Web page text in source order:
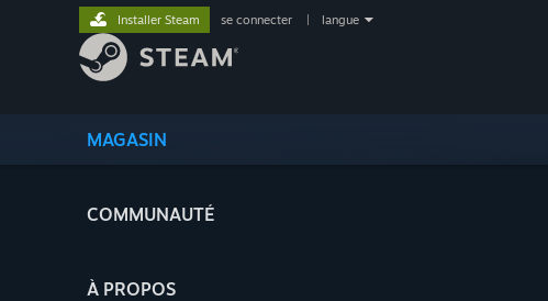
MAGASIN
COMMUNAUTÉ
À PROPOS
Installer Steam se connecter langue